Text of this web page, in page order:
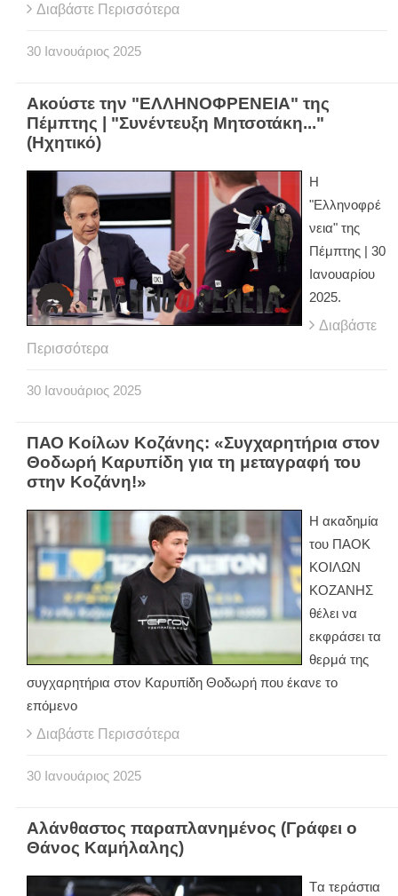
Διαβάστε Περισσότερα
30 Ιανουάριος 2025
Ακούστε την "ΕΛΛΗΝΟΦΡΕΝΕΙΑ" της
Πέμπτης | "Συνέντευξη Μητσοτάκη..."
(Ηχητικό)
Η
"Ελληνοφρέ
νεια" της
Πέμπτης | 30
Ιανουαρίου
2025.
Διαβάστε
Περισσότερα
30 Ιανουάριος 2025
ΠΑΟ Κοίλων Κοζάνης: «Συγχαρητήρια στον
Θοδωρή Καρυπίδη για τη μεταγραφή του
στην Κοζάνη!»
Η ακαδημία
του ΠΑΟΚ
ΚΟΙΛΩΝ
ΚΟΖΑΝΗΣ
θέλει να
εκφράσει τα
θερμά της
συγχαρητήρια στον Καρυπίδη Θοδωρή που έκανε το
επόμενο
Διαβάστε Περισσότερα
30 Ιανουάριος 2025
Αλάνθαστος παραπλανημένος (Γράφει ο
Θάνος Καμήλαλης)
Tα τεράστια